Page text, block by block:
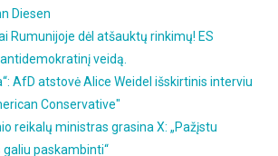
Diesen
Rumunijoje dėl atšauktų rinkimų! ES
veidą.
AfD atstovė Alice Weidel išskirtinis interviu
Conservative"
reikalų ministras grasina X: „Pažįstu
paskambinti“